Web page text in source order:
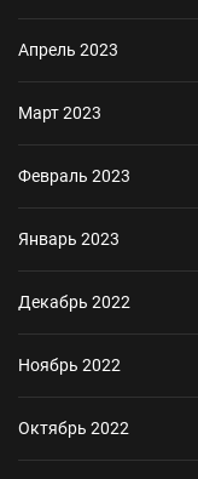
Апрель 2023
Март 2023
Февраль 2023
Январь 2023
Декабрь 2022
Ноябрь 2022
Октябрь 2022